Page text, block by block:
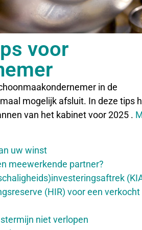
voor
in de
mogelijk afsluit. In deze tips
van het kabinet voor 2025 .
uw winst
meewerkende partner?
(HIR) voor een verkocht
niet verlopen